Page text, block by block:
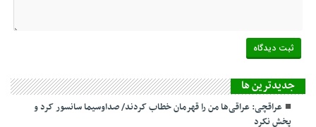
جديدترين ها
عراقچی: عراقی‌ها من را قهرمان خطاب کردند/ صداوسیما سانسور کرد و
پخش نکرد